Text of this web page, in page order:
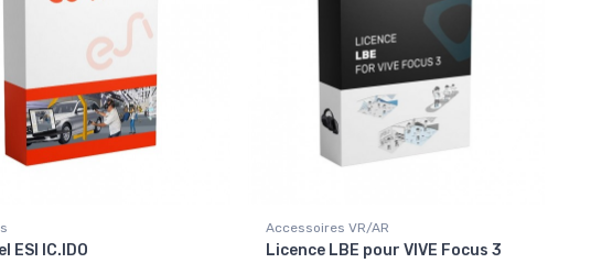
ESI IC.IDO
Accessoires VR/AR
Licence LBE pour VIVE Focus 3